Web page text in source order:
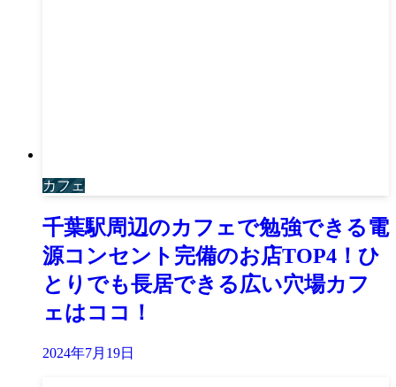
カフェ
千葉駅周辺のカフェで勉強できる電
源コンセント完備のお店TOP4！ひ
とりでも長居できる広い穴場カフ
ェはココ！
2024年7月19日